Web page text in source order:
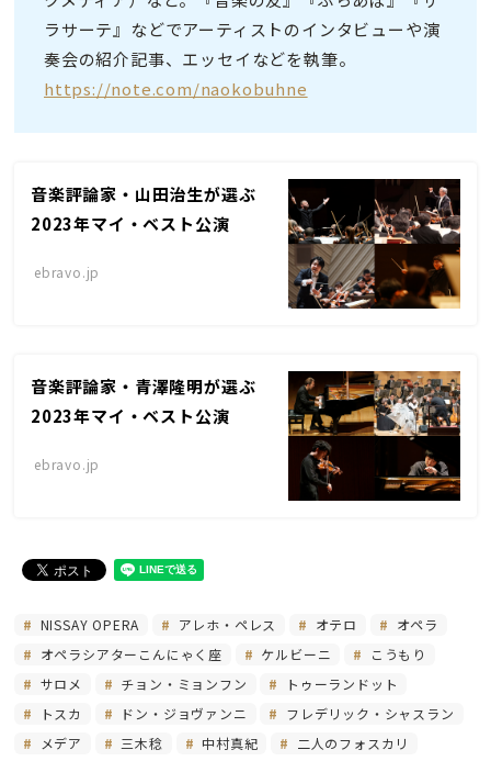
ラサーテ』などでアーティストのインタビューや演
奏会の紹介記事、エッセイなどを執筆。
https://note.com/naokobuhne
音楽評論家・山田治生が選ぶ
2023年マイ・ベスト公演
ebravo.jp
音楽評論家・青澤隆明が選ぶ
2023年マイ・ベスト公演
ebravo.jp
NISSAY OPERA アレホ・ペレス オテロ
オペラ
オペラシアターこんにゃく座
ケルビーニ
こうもり
サロメ
チョン・ミョンフン
トゥーランドット
トスカ
ドン・ジョヴァンニ
フレデリック・シャスラン
メデア
三木稔 中村真紀
二人のフォスカリ